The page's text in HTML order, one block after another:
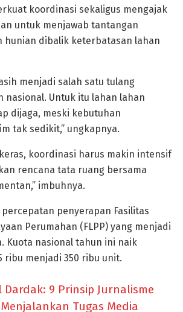
koordinasi sekaligus mengajak
untuk menjawab tantangan
hunian dibalik keterbatasan lahan
menjadi salah satu tulang
nasional. Untuk itu lahan lahan
dijaga, meski kebutuhan
tak sedikit,” ungkapnya.
koordinasi harus makin intensif
rencana tata ruang bersama
imbuhnya.
penyerapan Fasilitas
Perumahan (FLPP) yang menjadi
Kuota nasional tahun ini naik
ribu menjadi 350 ribu unit.
Dardak: 9 Prinsip Jurnalisme
Tugas Media